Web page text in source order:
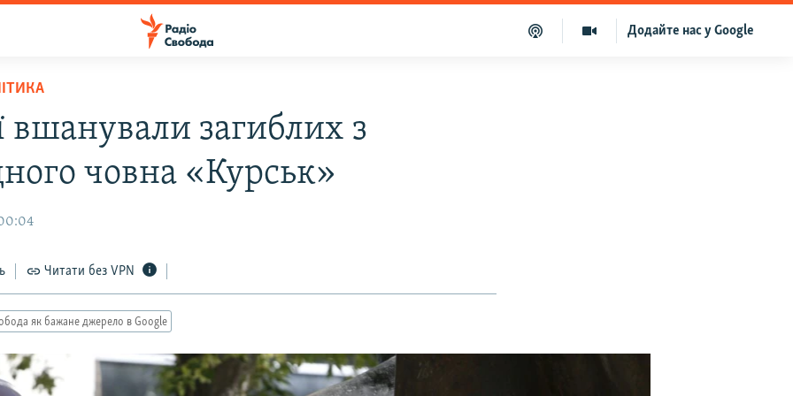
Додайте нас у Google
вшанували загиблих з
човна «Курськ»
Читати без VPN
як бажане джерело в Google